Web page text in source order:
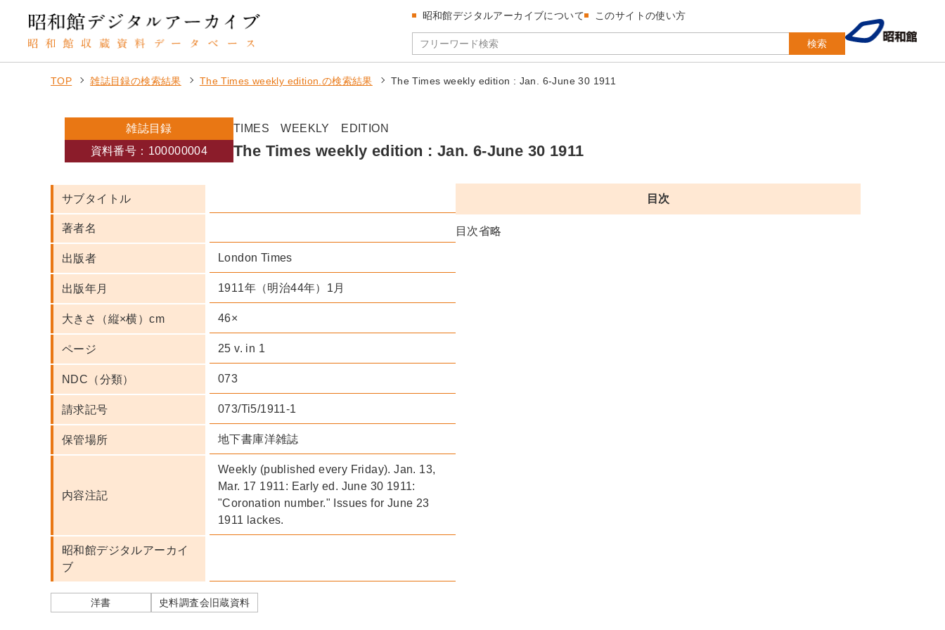
検索
昭和館デジタルアーカイブについて このサイトの使い方
TOP 雑誌目録の検索結果 The Times weekly edition.の検索結果 The Times weekly edition : Jan. 6-June 30 1911
雑誌目録
TIMES WEEKLY EDITION
資料番号：100000004
The Times weekly edition : Jan. 6-June 30 1911
サブタイトル
著者名
出版者 London Times
出版年月 1911年（明治44年）1月
大きさ（縦×横）cm 46×
ページ 25 v. in 1
NDC（分類） 073
請求記号 073/Ti5/1911-1
保管場所 地下書庫洋雑誌
内容注記
Weekly (published every Friday). Jan. 13,
Mar. 17 1911: Early ed. June 30 1911:
"Coronation number." Issues for June 23
1911 lackes.
昭和館デジタルアーカイ
ブ
洋書 史料調査会旧蔵資料
目次
目次省略